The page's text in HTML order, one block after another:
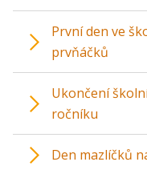
První den ve
prvňáčků
Ukončení
ročníku
Den mazlíčků